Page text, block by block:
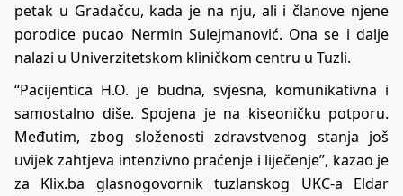
petak u Gradačcu, kada je na nju, ali i članove njene
porodice pucao Nermin Sulejmanović. Ona se i dalje
nalazi u Univerzitetskom kliničkom centru u Tuzli.
“Pacijentica H.O. je budna, svjesna, komunikativna i
samostalno diše. Spojena je na kiseoničku potporu.
Međutim, zbog složenosti zdravstvenog stanja još
uvijek zahtjeva intenzivno praćenje i liječenje”, kazao je
za Klix.ba glasnogovornik tuzlanskog UKC-a Eldar